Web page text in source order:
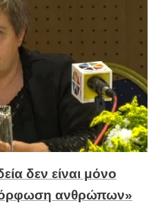
δεν είναι μόνο
ανθρώπων»